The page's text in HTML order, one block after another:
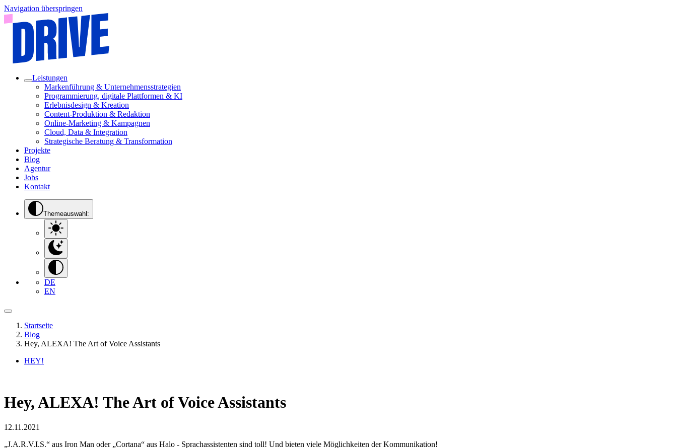
Navigation überspringen
Leistungen
Markenführung & Unternehmensstrategien
Programmierung, digitale Plattformen & KI
Erlebnisdesign & Kreation
Content-Produktion & Redaktion
Online-Marketing & Kampagnen
Cloud, Data & Integration
Strategische Beratung & Transformation
Projekte
Blog
Agentur
Jobs
Kontakt
Themeauswahl:
DE
EN
Startseite
Blog
Hey, ALEXA! The Art of Voice Assistants
HEY!
Hey, ALEXA! The Art of Voice Assistants
12.11.2021
„J.A.R.V.I.S.“ aus Iron Man oder „Cortana“ aus Halo - Sprachassistenten sind toll! Und bieten viele Möglichkeiten der Kommunikation!